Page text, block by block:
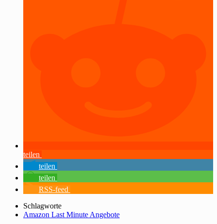
teilen
teilen
teilen
RSS-feed
Schlagworte
Amazon Last Minute Angebote